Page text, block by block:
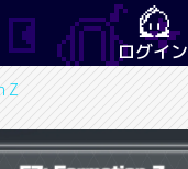
ログイン
Z